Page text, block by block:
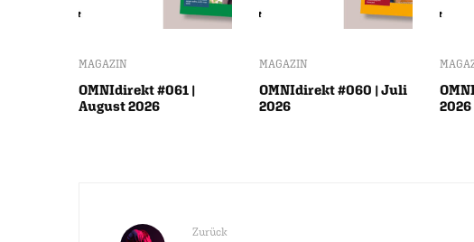
MAGAZIN
OMNIdirekt #061 |
August 2026
MAGAZIN
OMNIdirekt #060 | Juli
2026
2026
Zurück